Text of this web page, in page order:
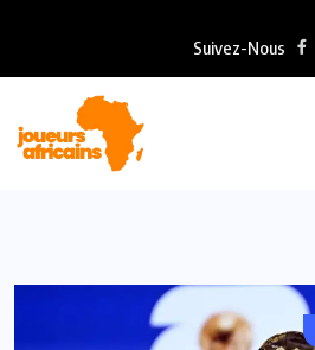
Suivez-Nous